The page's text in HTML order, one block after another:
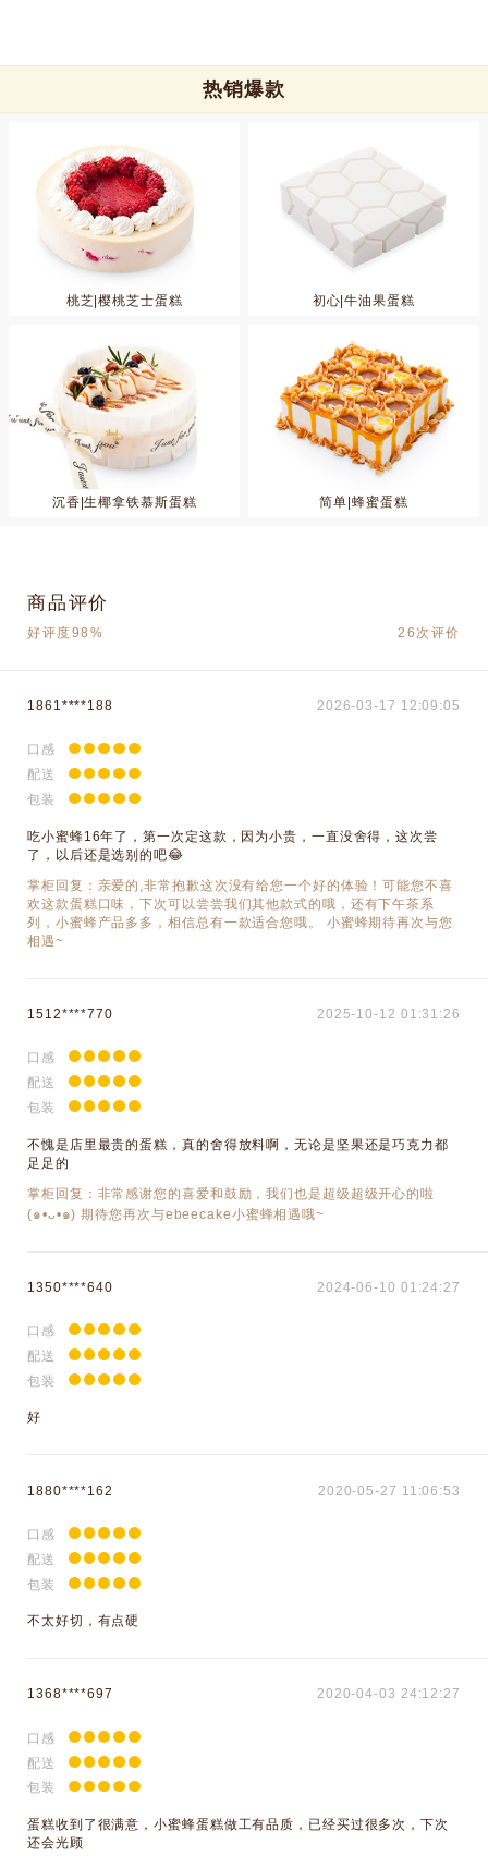
热销爆款
桃芝|樱桃芝士蛋糕 初心|牛油果蛋糕
沉香|生椰拿铁慕斯蛋糕 简单|蜂蜜蛋糕
商品评价
好评度98% 26次评价
1861****188 2026-03-17 12:09:05
口感
配送
包装
吃小蜜蜂16年了，第一次定这款，因为小贵，一直没舍得，这次尝
了，以后还是选别的吧😂
掌柜回复：亲爱的,非常抱歉这次没有给您一个好的体验！可能您不喜
欢这款蛋糕口味，下次可以尝尝我们其他款式的哦，还有下午茶系
列，小蜜蜂产品多多，相信总有一款适合您哦。 小蜜蜂期待再次与您
相遇~
1512****770 2025-10-12 01:31:26
口感
配送
包装
不愧是店里最贵的蛋糕，真的舍得放料啊，无论是坚果还是巧克力都
足足的
掌柜回复：非常感谢您的喜爱和鼓励，我们也是超级超级开心的啦
(๑•ᴗ•๑) 期待您再次与ebeecake小蜜蜂相遇哦~
1350****640 2024-06-10 01:24:27
口感
配送
包装
好
1880****162 2020-05-27 11:06:53
口感
配送
包装
不太好切，有点硬
1368****697 2020-04-03 24:12:27
口感
配送
包装
蛋糕收到了很满意，小蜜蜂蛋糕做工有品质，已经买过很多次，下次
还会光顾